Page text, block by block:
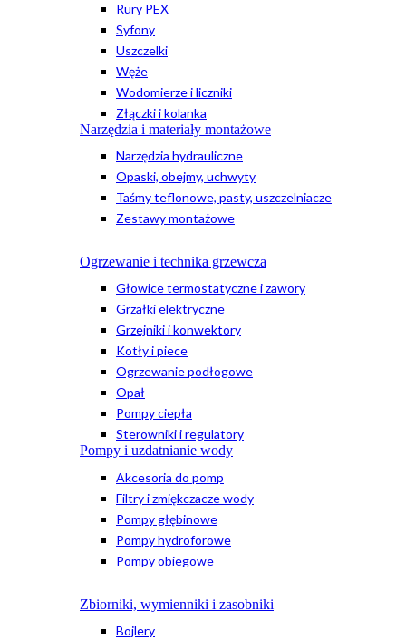
Rury PEX
Syfony
Uszczelki
Węże
Wodomierze i liczniki
Złączki i kolanka
Narzędzia i materiały montażowe
Narzędzia hydrauliczne
Opaski, obejmy, uchwyty
Taśmy teflonowe, pasty, uszczelniacze
Zestawy montażowe
Ogrzewanie i technika grzewcza
Głowice termostatyczne i zawory
Grzałki elektryczne
Grzejniki i konwektory
Kotły i piece
Ogrzewanie podłogowe
Opał
Pompy ciepła
Sterowniki i regulatory
Pompy i uzdatnianie wody
Akcesoria do pomp
Filtry i zmiękczacze wody
Pompy głębinowe
Pompy hydroforowe
Pompy obiegowe
Zbiorniki, wymienniki i zasobniki
Bojlery